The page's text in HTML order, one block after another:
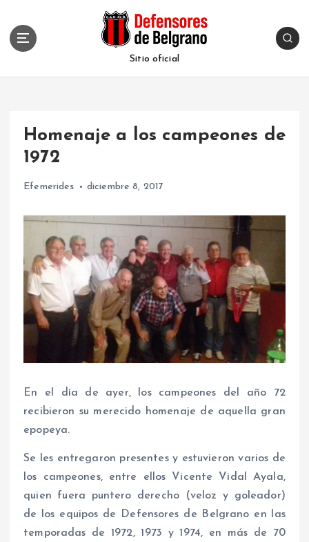
Sitio oficial
Homenaje a los campeones de
1972
Efemerides diciembre 8, 2017
En el día de ayer, los campeones del año 72
recibieron su merecido homenaje de aquella gran
epopeya.
Se les entregaron presentes y estuvieron varios de
los campeones, entre ellos Vicente Vidal Ayala,
quien fuera puntero derecho (veloz y goleador)
de los equipos de Defensores de Belgrano en las
temporadas de 1972, 1973 y 1974, en más de 70